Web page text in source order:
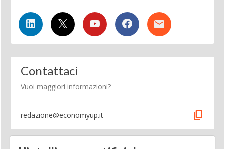
Contattaci
Vuoi maggiori informazioni?
redazione@economyup.it content_copy